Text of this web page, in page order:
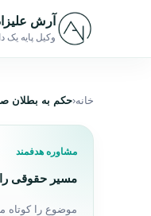
پرش به محتوا
آرش
وکیل پایه یک
خانه حکم به بطلان
مشاوره هدفمند
مسیر حقوقی را
موضوع را کوتاه